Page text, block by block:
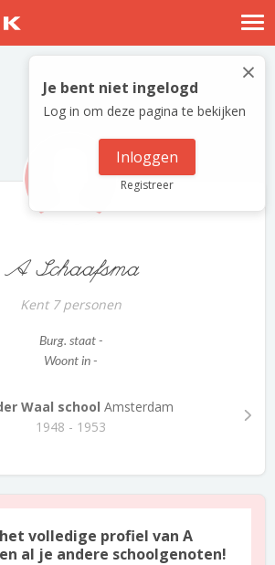
Nostalgische verhalen
Log in
Meld je gratis aan
×
Je bent niet ingelogd
Log in om deze pagina te bekijken
Inloggen
Registreer
A Schaafsma
Kent 7 personen
Burg. staat -
Woont in -
Waal school Amsterdam
1948 - 1953
volledige profiel van A
al je andere schoolgenoten!